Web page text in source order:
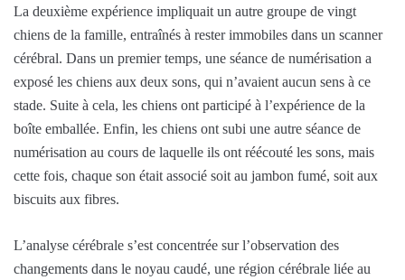
La deuxième expérience impliquait un autre groupe de vingt
chiens de la famille, entraînés à rester immobiles dans un scanner
cérébral. Dans un premier temps, une séance de numérisation a
exposé les chiens aux deux sons, qui n’avaient aucun sens à ce
stade. Suite à cela, les chiens ont participé à l’expérience de la
boîte emballée. Enfin, les chiens ont subi une autre séance de
numérisation au cours de laquelle ils ont réécouté les sons, mais
cette fois, chaque son était associé soit au jambon fumé, soit aux
biscuits aux fibres.
L’analyse cérébrale s’est concentrée sur l’observation des
changements dans le noyau caudé, une région cérébrale liée au